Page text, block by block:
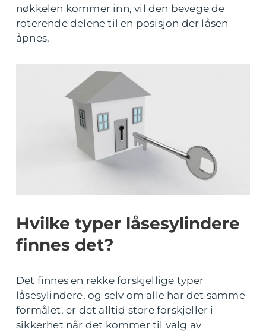
nøkkelen kommer inn, vil den bevege de
roterende delene til en posisjon der låsen
åpnes.
Hvilke typer låsesylindere
finnes det?
Det finnes en rekke forskjellige typer
låsesylindere, og selv om alle har det samme
formålet, er det alltid store forskjeller i
sikkerhet når det kommer til valg av